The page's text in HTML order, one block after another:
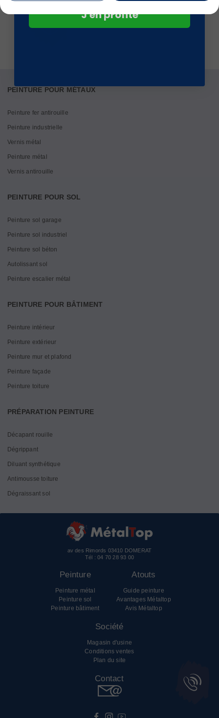
Paiement sécurisé
PEINTURE POUR MÉTAUX
Peinture fer antirouille
Peinture industrielle
Vernis métal
Peinture métal
Vernis antirouille
PEINTURE POUR SOL
Peinture sol garage
Peinture sol industriel
Peinture sol béton
Autolissant sol
Peinture escalier métal
PEINTURE POUR BÂTIMENT
Peinture intérieur
Peinture extérieur
Peinture mur et plafond
Peinture façade
Peinture toiture
PRÉPARATION PEINTURE
Décapant rouille
Dégrippant
Diluant synthétique
Antimousse toiture
Dégraissant sol
av des Rimords 03410 DOMERAT
Tél :04 70 28 93 00
Peinture
Peinture métal
Peinture sol
Peinture bâtiment
Atouts
Guide peinture
Avantages Métaltop
Avis Métaltop
Société
Magasin d'usine
Conditions ventes
Plan du site
Contact
J'en profite